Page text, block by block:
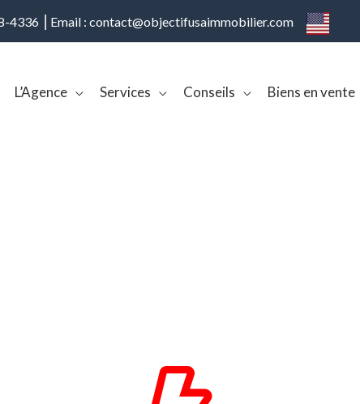
4336 ⎢Email : contact@objectifusaimmobilier.com
L’Agence Services Conseils Biens en vente